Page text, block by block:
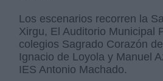
Los escenarios recorren la
Xirgu, El Auditorio Municipal
colegios Sagrado Corazón
Ignacio de Loyola y Manuel
IES Antonio Machado.